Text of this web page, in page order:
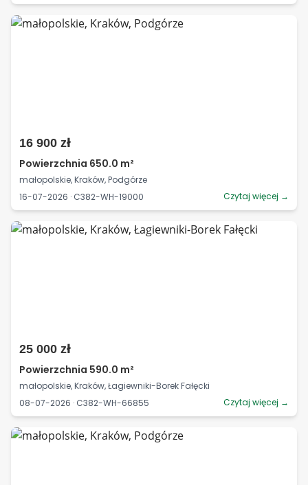
16 900 zł
Powierzchnia 650.0 m²
małopolskie, Kraków, Podgórze
16-07-2026 · C382-WH-19000
Czytaj więcej →
25 000 zł
Powierzchnia 590.0 m²
małopolskie, Kraków, Łagiewniki-Borek Fałęcki
08-07-2026 · C382-WH-66855
Czytaj więcej →